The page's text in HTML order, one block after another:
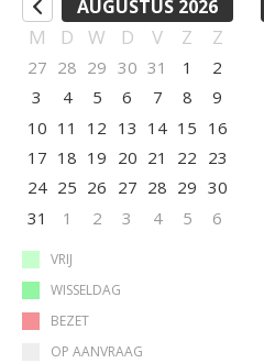
AUGUSTUS 2026
M D W D V Z Z
27 28 29 30 31 1
2
3
4 5 6 7 8
9
10 11 12 13 14 15 16
17 18 19 20 21 22 23
24 25 26 27 28 29 30
31
1 2 3 4 5 6
VRIJ
WISSELDAG
BEZET
OP AANVRAAG